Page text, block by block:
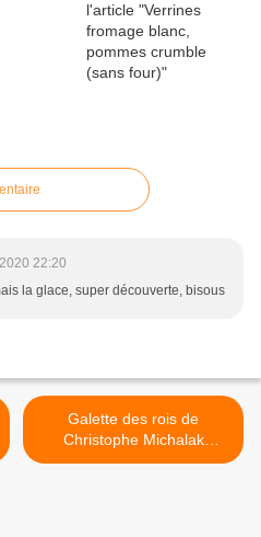
22:20
la glace, super découverte, bisous
Galette des rois de
Christophe Michalak
(companion ou pas) >